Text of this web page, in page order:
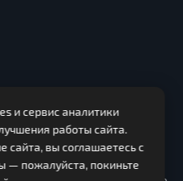
(c) 2026. Все права
Адрес 613260,
и сервис аналитики
работы сайта.
сайта, вы соглашаетесь с
— пожалуйста, покиньте